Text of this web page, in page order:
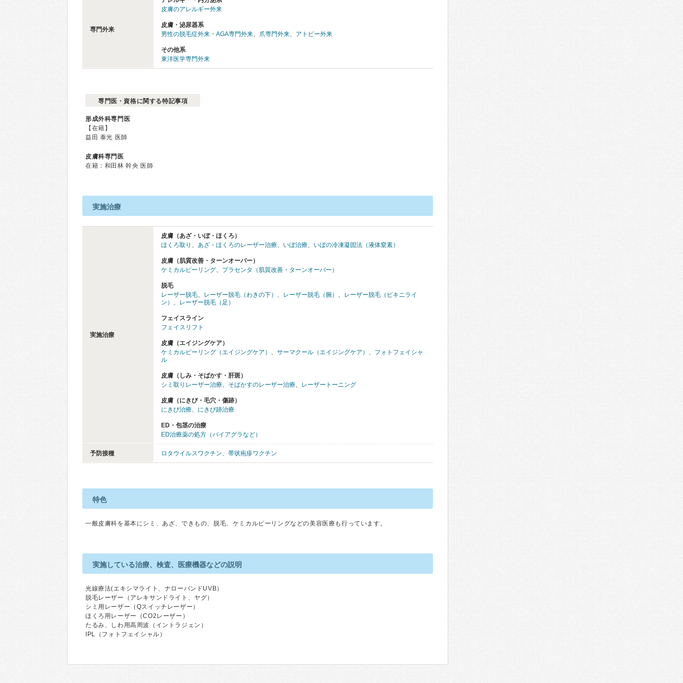
専門外来
皮膚のアレルギー外来
皮膚・泌尿器系
男性の脱毛症外来・AGA専門外来、 爪専門外来、 アトピー外来
その他系
東洋医学専門外来
専門医・資格に関する特記事項
形成外科専門医
【在籍】
益田 泰光 医師
皮膚科専門医
在籍：和田林 幹央 医師
実施治療
実施治療
皮膚（あざ・いぼ・ほくろ）
ほくろ取り 、 あざ・ほくろのレーザー治療、 いぼ治療、 いぼの冷凍凝固法（液体窒素）
皮膚（肌質改善・ターンオーバー）
ケミカルピーリング、 プラセンタ（肌質改善・ターンオーバー）
脱毛
レーザー脱毛、 レーザー脱毛（わきの下） 、 レーザー脱毛（腕） 、 レーザー脱毛（ビキニライ
ン） 、 レーザー脱毛（足）
フェイスライン
フェイスリフト
皮膚（エイジングケア）
ケミカルピーリング（エイジングケア） 、 サーマクール（エイジングケア） 、 フォトフェイシャ
ル
皮膚（しみ・そばかす・肝斑）
シミ取りレーザー治療、 そばかすのレーザー治療、 レーザートーニング
皮膚（にきび・毛穴・傷跡）
にきび治療、 にきび跡治療
ED・包茎の治療
ED治療薬の処方（バイアグラなど）
予防接種 ロタウイルスワクチン、 帯状疱疹ワクチン
特色
一般皮膚科を基本にシミ、あざ、できもの、脱毛、ケミカルピーリングなどの美容医療も行っています。
実施している治療、検査、医療機器などの説明
光線療法(エキシマライト、ナローバンドUVB）
脱毛レーザー（アレキサンドライト、ヤグ）
シミ用レーザー（Qスイッチレーザー）
ほくろ用レーザー（CO2レーザー）
たるみ、しわ用高周波（イントラジェン）
IPL（フォトフェイシャル）